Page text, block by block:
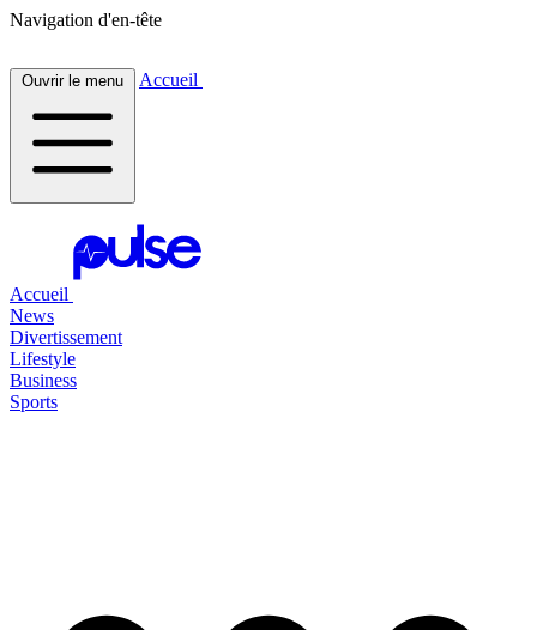
Navigation d'en-tête
Ouvrir le menu Accueil
Accueil
News
Divertissement
Lifestyle
Business
Sports